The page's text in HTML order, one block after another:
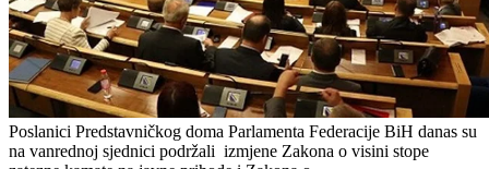
Poslanici Predstavničkog doma Parlamenta Federacije BiH danas su
na vanrednoj sjednici podržali izmjene Zakona o visini stope